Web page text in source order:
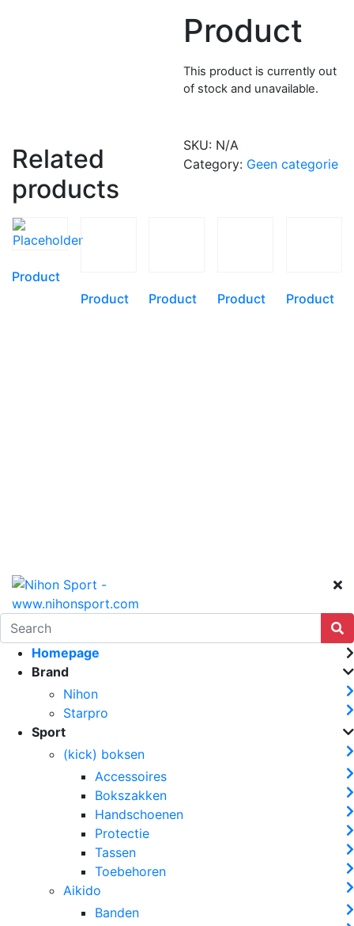
Product
This product is currently out
of stock and unavailable.
SKU: N/A
Category: Geen categorie
Related
products
Product
Product
Product Product Product
Homepage
Brand
Nihon
Starpro
Sport
(kick) boksen
Accessoires
Bokszakken
Handschoenen
Protectie
Tassen
Toebehoren
Aikido
Banden